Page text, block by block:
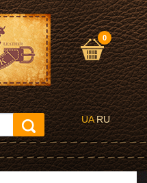
0
UA RU